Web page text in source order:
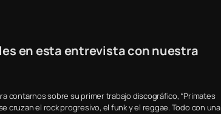
en esta entrevista con nuestra
contarnos sobre su primer trabajo discográfico, “Primates
cruzan el rock progresivo, el funk y el reggae. Todo con una